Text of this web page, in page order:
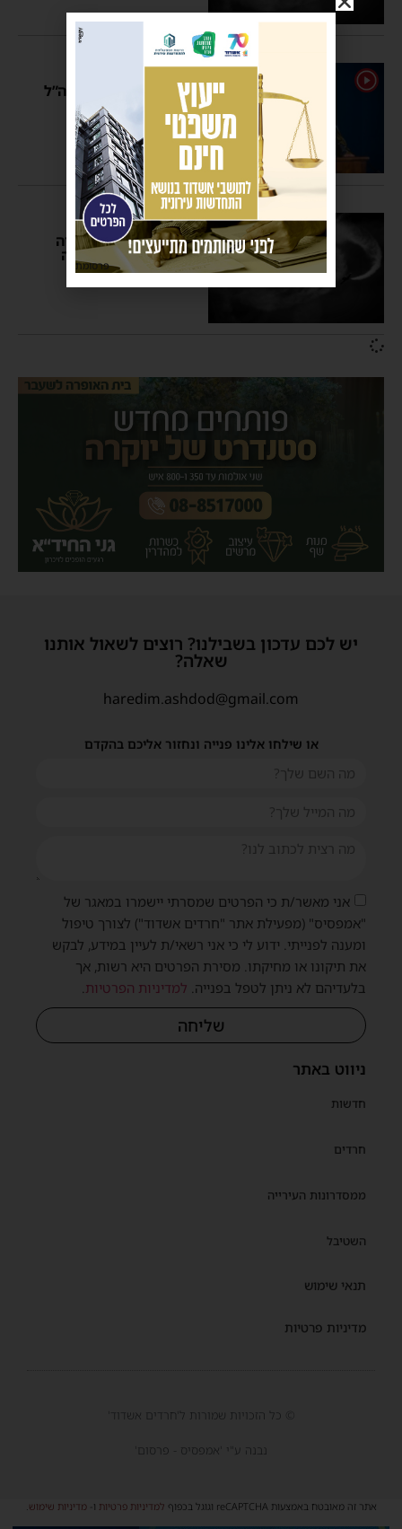
1 חילוץ גופות החטופים
צפו בשידור ישיר: דובר צה”ל
בהצהרה מיוחדת
מנחם דויטש 1 תגובות
צפירת הרגעה
דובר צה”ל מרגיע: ההנחיה
לאגור מים ומזון – המלצה
וחידוד מודעות
ניווט באתר
חדשות
חרדים
ממסדרונות העירייה
השטיבל
תנאי שימוש
מדיניות פרטיות
יש לכם עדכון בשבילנו? רוצים לשאול אותנו
שאלה?
haredim.ashdod@gmail.com
או שילחו אלינו פנייה ונחזור אליכם בהקדם
אני מאשר/ת כי הפרטים שמסרתי יישמרו במאגר של
"אמפסיס" (מפעילת אתר "חרדים אשדוד") לצורך טיפול
ומענה לפנייתי. ידוע לי כי אני רשאי/ת לעיין במידע, לבקש
את תיקונו או מחיקתו. מסירת הפרטים היא רשות, אך
בלעדיהם לא ניתן לטפל בפנייה. למדיניות הפרטיות
שליחה
© כל הזכויות שמורות ל'חרדים אשדוד'
נבנה ע"י 'אמפסיס - פרסום'
אתר זה מאובטח באמצעות reCAPTCHA וגוגל בכפוף למדיניות פרטיות ו-מדיניות שימוש
פרסומת